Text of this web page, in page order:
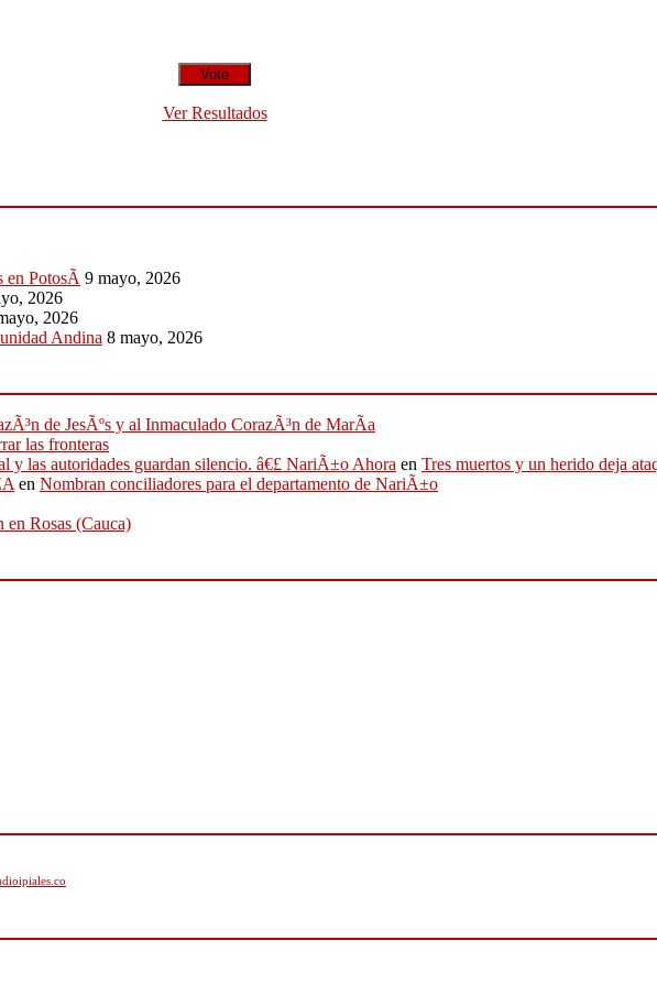
Ver Resultados
en PotosÃ­ 9 mayo, 2026
2026
2026
Andina 8 mayo, 2026
de JesÃºs y al Inmaculado CorazÃ³n de MarÃ­a
las fronteras
y las autoridades guardan silencio. â€£ NariÃ±o Ahora en Tres muertos y un herido deja
en Nombran conciliadores para el departamento de NariÃ±o
en Rosas (Cauca)